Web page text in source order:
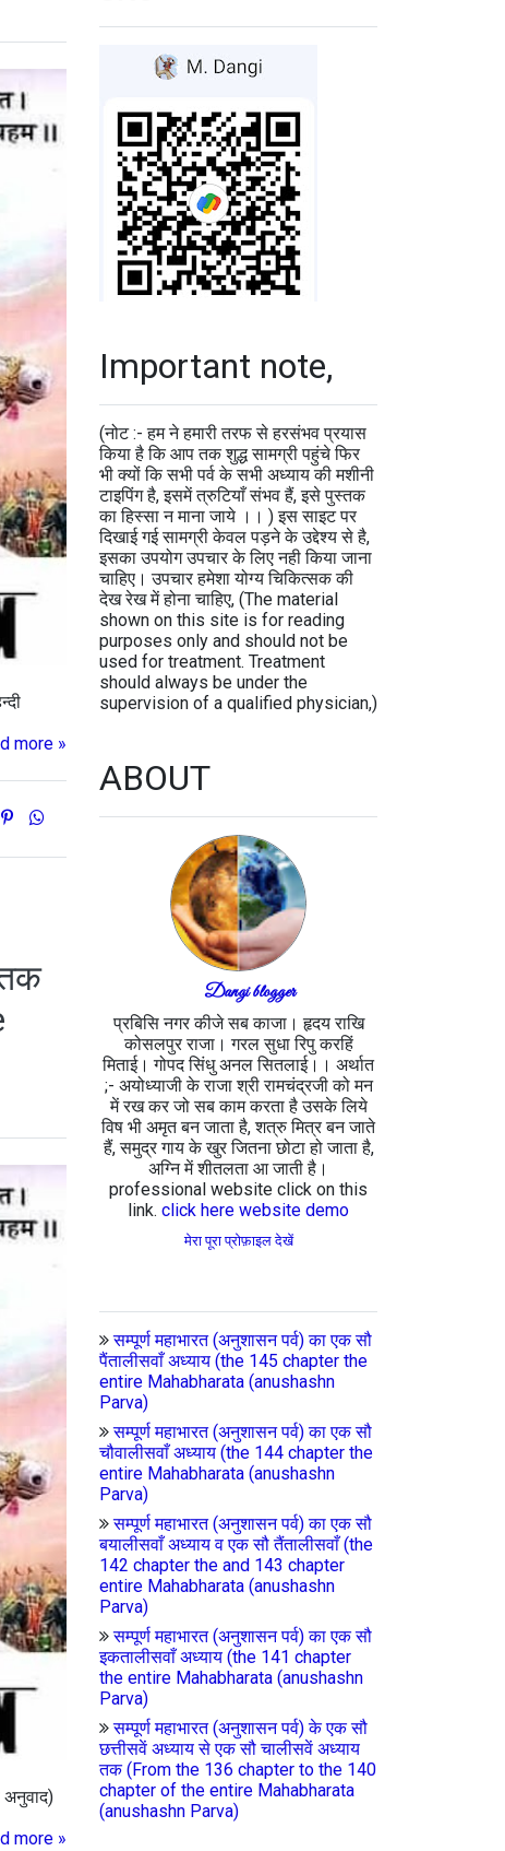
more »
तक
अनुवाद)
more »
Important note,
(नोट :- हम ने हमारी तरफ से हरसंभव प्रयास
किया है कि आप तक शुद्ध सामग्री पहुंचे फिर
भी क्यों कि सभी पर्व के सभी अध्याय की मशीनी
टाइपिंग है, इसमें त्रुटियाँ संभव हैं, इसे पुस्तक
का हिस्सा न माना जाये ।। ) इस साइट पर
दिखाई गई सामग्री केवल पड़ने के उद्देश्य से है,
इसका उपयोग उपचार के लिए नही किया जाना
चाहिए। उपचार हमेशा योग्य चिकित्सक की
देख रेख में होना चाहिए, (The material
shown on this site is for reading
purposes only and should not be
used for treatment. Treatment
should always be under the
supervision of a qualified physician,)
ABOUT
Dangi blogger
प्रबिसि नगर कीजे सब काजा। हृदय राखि
कोसलपुर राजा। गरल सुधा रिपु करहिं
मिताई। गोपद सिंधु अनल सितलाई।। अर्थात
;- अयोध्याजी के राजा श्री रामचंद्रजी को मन
में रख कर जो सब काम करता है उसके लिये
विष भी अमृत बन जाता है, शत्रु मित्र बन जाते
हैं, समुद्र गाय के खुर जितना छोटा हो जाता है,
अग्नि में शीतलता आ जाती है।
professional website click on this
link. click here website demo
मेरा पूरा प्रोफ़ाइल देखें
सम्पूर्ण महाभारत (अनुशासन पर्व) का एक सौ
पैंतालीसवाँ अध्याय (the 145 chapter the
entire Mahabharata (anushashn
Parva)
सम्पूर्ण महाभारत (अनुशासन पर्व) का एक सौ
चौवालीसवाँ अध्याय (the 144 chapter the
entire Mahabharata (anushashn
Parva)
सम्पूर्ण महाभारत (अनुशासन पर्व) का एक सौ
बयालीसवाँ अध्याय व एक सौ तैंतालीसवाँ (the
142 chapter the and 143 chapter
entire Mahabharata (anushashn
Parva)
सम्पूर्ण महाभारत (अनुशासन पर्व) का एक सौ
इकतालीसवाँ अध्याय (the 141 chapter
the entire Mahabharata (anushashn
Parva)
सम्पूर्ण महाभारत (अनुशासन पर्व) के एक सौ
छत्तीसवें अध्याय से एक सौ चालीसवें अध्याय
तक (From the 136 chapter to the 140
chapter of the entire Mahabharata
(anushashn Parva)